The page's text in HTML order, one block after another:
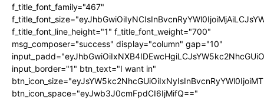
f_title_font_family="467"
f_title_font_line_height="1" f_title_font_weight="700"
msg_composer="success" display="column" gap="10"
input_border="1" btn_text="I want in"
btn_icon_space="eyJwb3J0cmFpdCI6IjMifQ=="